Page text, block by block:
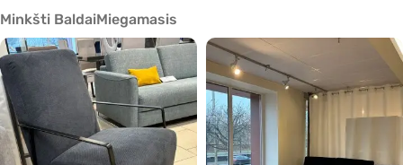
Minkšti BaldaiMiegamasis